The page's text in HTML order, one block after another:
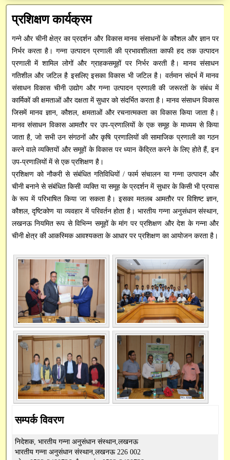
Institute Technology Management Unit
रिसर्च फ्रेमवर्क दस्तावेज़
ICAR-ERP
भाकृअनुप मेल
AEBAS
e-Office
GEM
cppp
HYPM
PMS
PFMS
SBI Online
Capacity Building
शोध सेवा
CeRA
SSCNARS
SAIF
प्रसार सेवा
mKisan
Krishi
KVK Network
Krishi Kosh
पेमेंट गेटवे
Unified eSupport System
परिपत्र
आवेदन पत्र
डाटाबेस
निर्देशिका
विभिन्न डाउनलोड
आरटीआई आधिकारी
सतर्कता अधिकारी
प्रशिक्षण कार्यक्रम
गन्ने और चीनी क्षेत्र का प्रदर्शन और विकास मानव संसाधनों के कौशल और ज्ञान पर
निर्भर करता है। गन्ना उत्पादन प्रणाली की प्रभावशीलता काफी हद तक उत्पादन
प्रणाली में शामिल लोगों और ग्राहकसमूहों पर निर्भर करती है। मानव संसाधन
गतिशील और जटिल है इसलिए इसका विकास भी जटिल है। वर्तमान संदर्भ में मानव
संसाधन विकास चीनी उद्योग और गन्ना उत्पादन प्रणाली की जरूरतों के संबंध में
कार्मिकों की क्षमताओं और दक्षता में सुधार को संदर्भित करता है। मानव संसाधन विकास
जिसमें मानव ज्ञान, कौशल, क्षमताओं और रचनात्मकता का विकास किया जाता है।
मानव संसाधन विकास आमतौर पर उप-प्रणालियों के एक समूह के माध्यम से किया
जाता है, जो सभी उन संगठनों और कृषि प्रणालियों की सामाजिक प्रणाली का गठन
करने वाले व्यक्तियों और समूहों के विकास पर ध्यान केंद्रित करने के लिए होते हैं, इन
उप-प्रणालियों में से एक प्रशिक्षण है।
प्रशिक्षण को नौकरी से संबंधित गतिविधियों / फार्म संचालन या गन्ना उत्पादन और
चीनी बनाने से संबंधित किसी व्यक्ति या समूह के प्रदर्शन में सुधार के किसी भी प्रयास
के रूप में परिभाषित किया जा सकता है। इसका मतलब आमतौर पर विशिष्ट ज्ञान,
कौशल, दृष्टिकोण या व्यवहार में परिवर्तन होता है। भारतीय गन्ना अनुसंधान संस्थान,
लखनऊ नियमित रूप से विभिन्न समूहों के मांग पर प्रशिक्षण और देश के गन्ना और
चीनी क्षेत्र की आकस्मिक आवश्यकता के आधार पर प्रशिक्षण का आयोजन करता है।
सम्पर्क विवरण
निदेशक, भारतीय गन्ना अनुसंधान संस्थान,लखनऊ
भारतीय गन्ना अनुसंधान संस्थान,लखनऊ 226 002